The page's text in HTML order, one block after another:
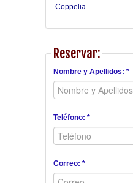
Coppelia.
Reservar:
Nombre y Apellidos: *
Teléfono: *
Correo: *